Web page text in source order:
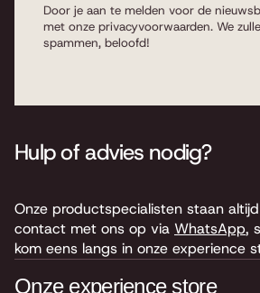
Door je aan te melden voor de
met onze privacyvoorwaarden. We
spammen, beloofd!
Hulp of advies nodig?
Onze productspecialisten staan
contact met ons op via WhatsApp,
kom eens langs in onze experience
Onze experience store